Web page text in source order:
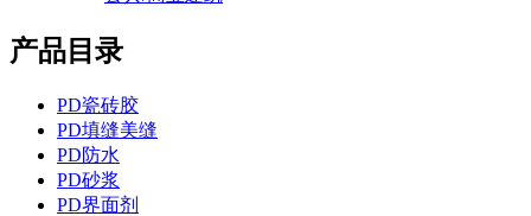
产品目录
PD瓷砖胶
PD填缝美缝
PD防水
PD砂浆
PD界面剂